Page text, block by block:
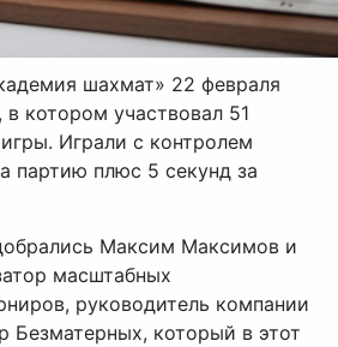
шахмат» 22 февраля
котором участвовал 51
Играли с контролем
партию плюс 5 секунд за
Максим Максимов и
масштабных
руководитель компании
Безматерных, который в этот